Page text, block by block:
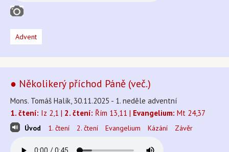
Advent
● Několikerý příchod Páně (več.)
Mons. Tomáš Halík, 30.11.2025 - 1. neděle adventní
1. čtení: Iz 2,1 | 2. čtení: Řím 13,11 | Evangelium: Mt 24,37
Úvod 1. čtení 2. čtení Evangelium Kázání Závěr